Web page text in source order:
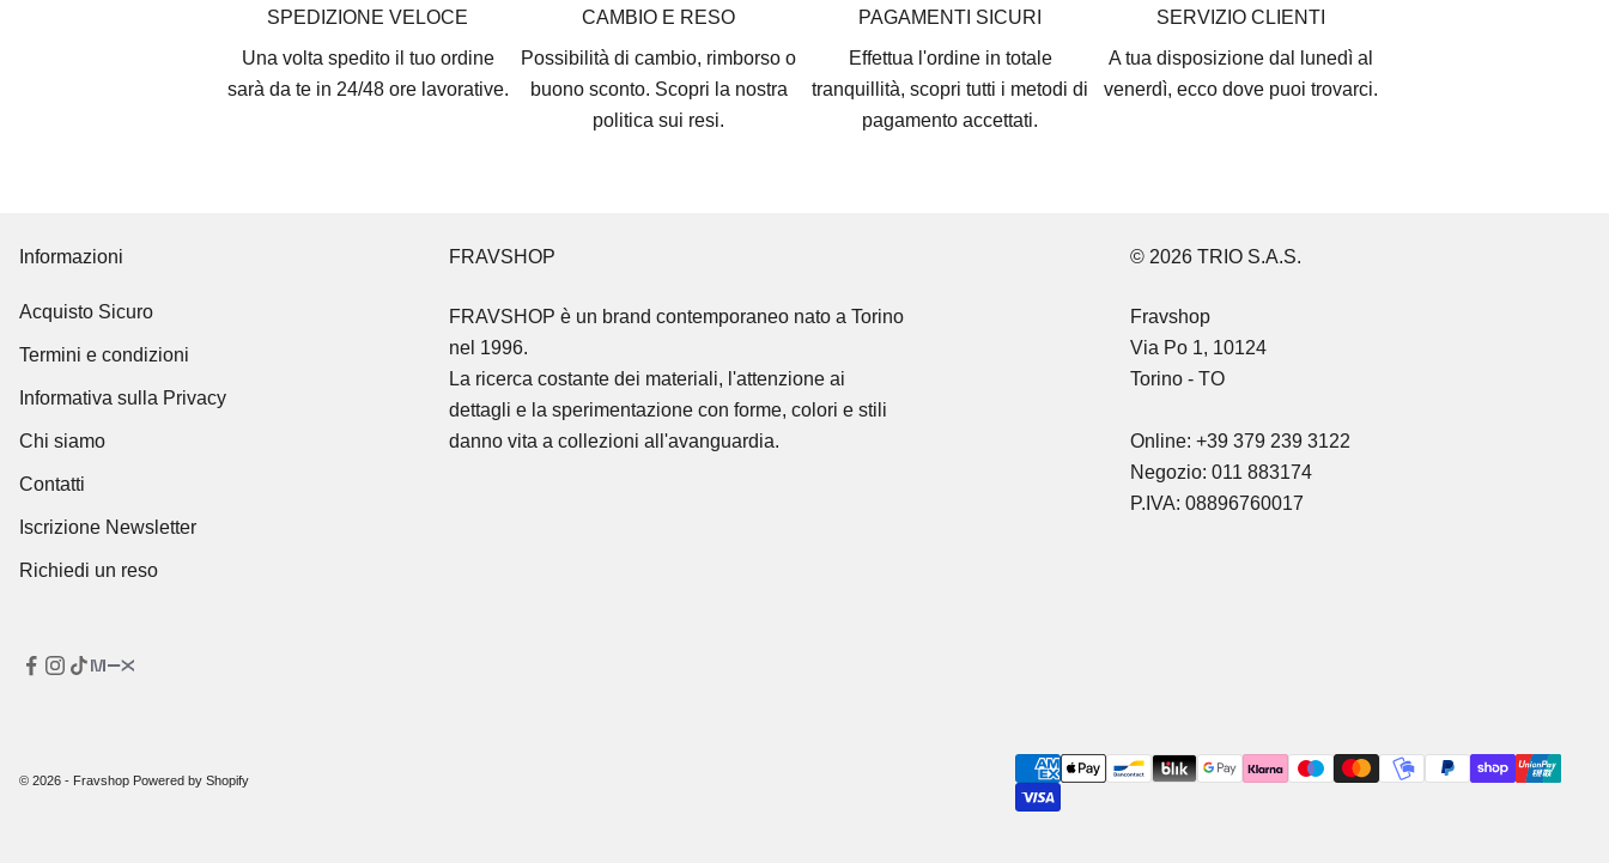
SPEDIZIONE VELOCE
Una volta spedito il tuo ordine
sarà da te in 24/48 ore lavorative.
CAMBIO E RESO
Possibilità di cambio, rimborso o
buono sconto. Scopri la nostra
politica sui resi.
PAGAMENTI SICURI
Effettua l'ordine in totale
tranquillità, scopri tutti i metodi di
pagamento accettati.
SERVIZIO CLIENTI
A tua disposizione dal lunedì al
venerdì, eccodove puoi trovarci.
Informazioni
Acquisto Sicuro
Termini e condizioni
Informativa sulla Privacy
Chi siamo
Contatti
Iscrizione Newsletter
Richiedi un reso
FRAVSHOP
FRAVSHOP è un brand contemporaneo nato a Torino
nel 1996.
La ricerca costante dei materiali, l'attenzione ai
dettagli e la sperimentazione con forme, colori e stili
danno vita a collezioni all'avanguardia.
© 2026 TRIO S.A.S.
Fravshop
Via Po 1, 10124
Torino - TO
Online: +39 379 239 3122
Negozio: 011 883174
P.IVA: 08896760017
© 2026 - Fravshop Powered by Shopify